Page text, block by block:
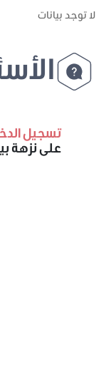
لا توجد بيانات
تسجيل
على نزهة